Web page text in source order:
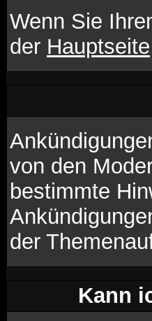
Wenn Sie
der Hauptseite
von den
bestimmte
der
Kann